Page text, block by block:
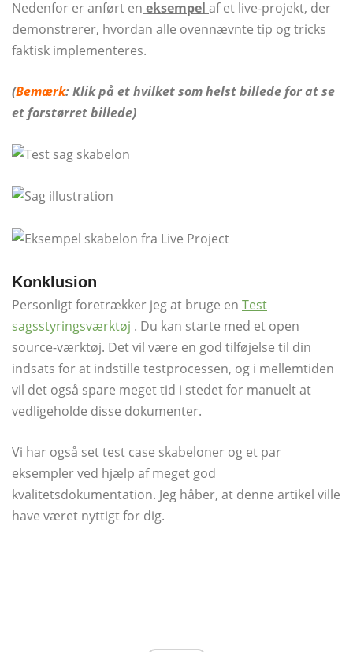
Nedenfor er anført en eksempel af et live-projekt, der
demonstrerer, hvordan alle ovennævnte tip og tricks
faktisk implementeres.
(Bemærk: Klik på et hvilket som helst billede for at se
et forstørret billede)
Konklusion
Personligt foretrækker jeg at bruge en Test
sagsstyringsværktøj . Du kan starte med et open
source-værktøj. Det vil være en god tilføjelse til din
indsats for at indstille testprocessen, og i mellemtiden
vil det også spare meget tid i stedet for manuelt at
vedligeholde disse dokumenter.
Vi har også set test case skabeloner og et par
eksempler ved hjælp af meget god
kvalitetsdokumentation. Jeg håber, at denne artikel ville
have været nyttigt for dig.